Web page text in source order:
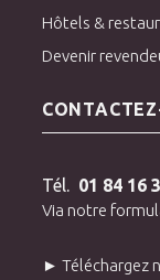
Hôtels &
Devenir
Tél. 01 84 16
Via notre
► Téléchargez